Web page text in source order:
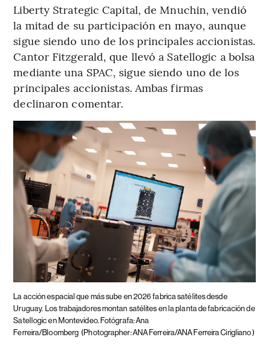
Liberty Strategic Capital, de Mnuchin, vendió
la mitad de su participación en mayo, aunque
sigue siendo uno de los principales accionistas.
Cantor Fitzgerald, que llevó a Satellogic a bolsa
mediante una SPAC, sigue siendo uno de los
principales accionistas. Ambas firmas
declinaron comentar.
La acción espacial que más sube en 2026 fabrica satélites desde
Uruguay.
Los trabajadores montan satélites en la planta de fabricación de
Satellogic en Montevideo. Fotógrafa: Ana
Ferreira/Bloomberg (Photographer: ANA Ferreira/ANA Ferreira Cirigliano )